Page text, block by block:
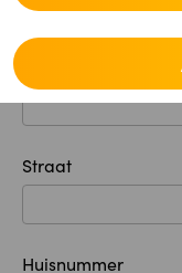
Straat
Huisnummer